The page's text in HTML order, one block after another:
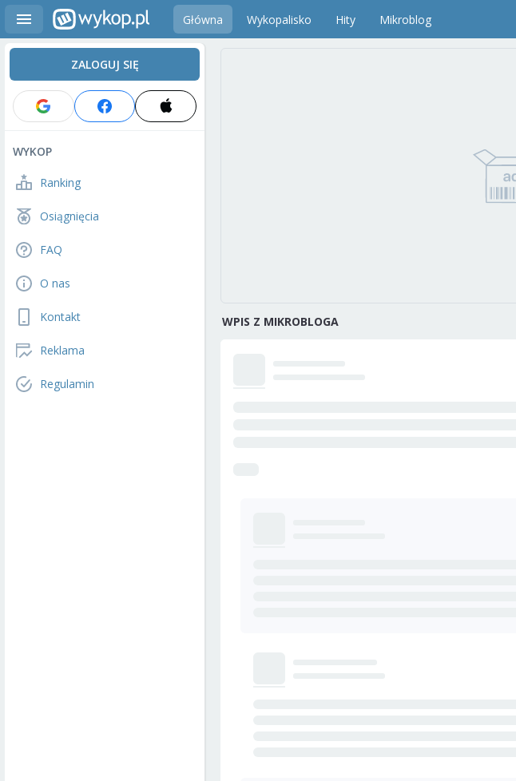
Główna Wykopalisko Hity Mikroblog
ZALOGUJ SIĘ
WYKOP
Ranking
Osiągnięcia
FAQ
O nas
Kontakt
Reklama
Regulamin
WPIS Z MIKROBLOGA